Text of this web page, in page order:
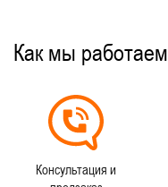
Как мы работаем
Консультация и